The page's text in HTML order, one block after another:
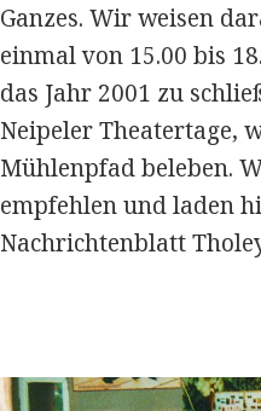
Ganzes. Wir weisen
einmal von 15.00 bis
das Jahr 2001 zu
Neipeler Theatertage,
Mühlenpfad beleben.
empfehlen und laden
Nachrichtenblatt